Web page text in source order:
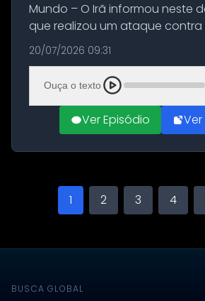
Mundo – O Irã informou neste
que realizou um ataque
militares dos Estados Unidos
Aeroporto de Aqaba, na
21ª fase da Operação Nasr 2. A...
20/07/2026 09:31
Ouça o texto
Ver Episódio
1 2 3 4
BUSCA GLOBAL